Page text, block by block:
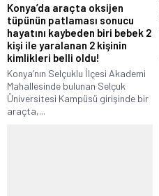
Konya’da araçta oksijen
tüpünün patlaması sonucu
hayatını kaybeden biri bebek 2
kişi ile yaralanan 2 kişinin
kimlikleri belli oldu!
Konya’nın Selçuklu İlçesi Akademi
Mahallesinde bulunan Selçuk
Üniversitesi Kampüsü girişinde bir
araçta,...